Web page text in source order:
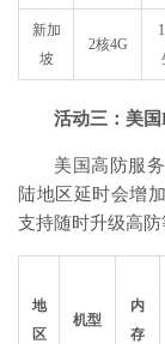
新加
坡
2核4G
活动三：美国
美国高防服
陆地区延时会增
支持随时升级高防
地
区
机型
内
存